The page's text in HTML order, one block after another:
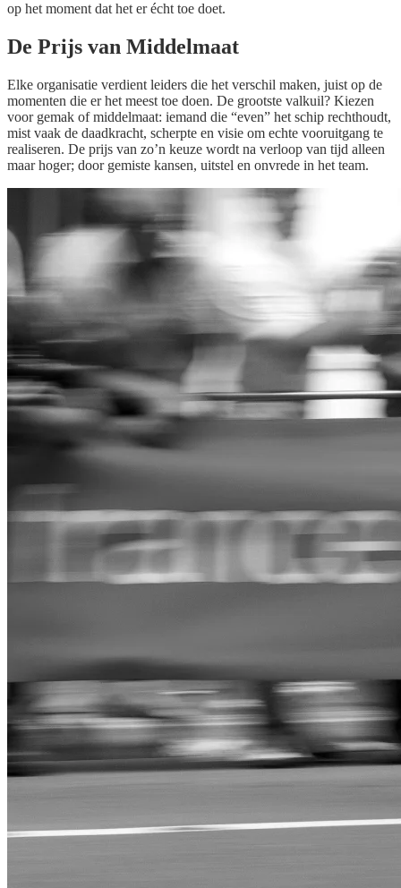
op het moment dat het er écht toe doet.
De Prijs van Middelmaat
Elke organisatie verdient leiders die het verschil maken, juist op de
momenten die er het meest toe doen. De grootste valkuil? Kiezen
voor gemak of middelmaat: iemand die “even” het schip rechthoudt,
mist vaak de daadkracht, scherpte en visie om echte vooruitgang te
realiseren. De prijs van zo’n keuze wordt na verloop van tijd alleen
maar hoger; door gemiste kansen, uitstel en onvrede in het team.